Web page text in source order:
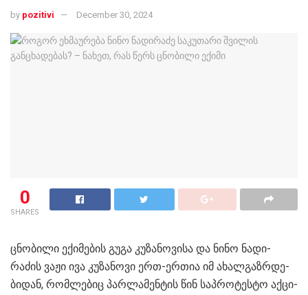
by pozitivi December 30, 2024
0
SHARES
ცნო­ბი­ლი ექი­მე­ბის გუგა კუ­ზა­ნო­ვი­სა და ნინო ნა­დი­
რა­ძის ვაჟი ივა კუ­ზა­ნო­ვი ერთ-ერ­თია იმ ახალ­გაზ­რდე­
ბი­დან, რომ­ლე­ბიც პარ­ლა­მენ­ტის წინ საპ­რო­ტეს­ტო აქ­ცი­